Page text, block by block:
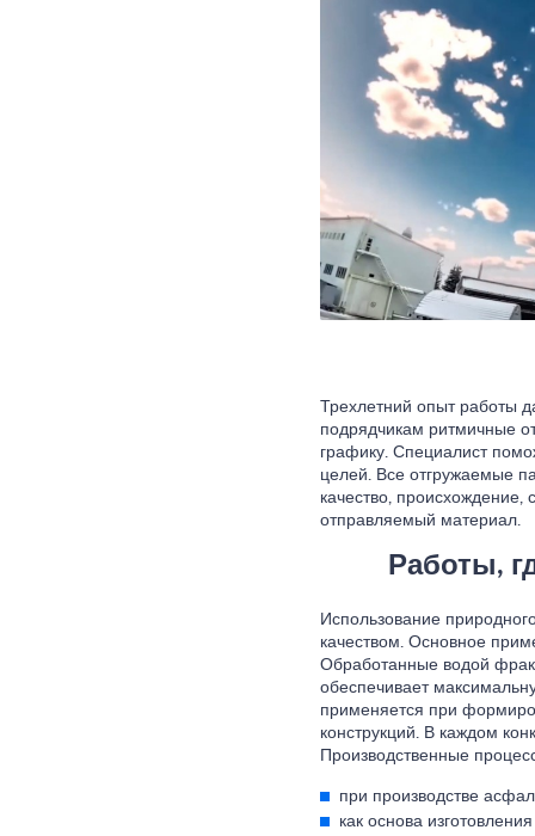
Трехлетний опыт работы
подрядчикам ритмичные
графику. Специалист
целей. Все отгружаемые
качество, происхождение,
отправляемый материал.
Работы,
Использование
качеством. Основное
Обработанные водой
обеспечивает
применяется при
конструкций. В каждом
Производственные
при производстве
как основа